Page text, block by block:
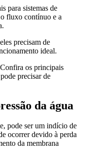
para sistemas de
fluxo contínuo e a
precisam de
ideal.
os principais
pode precisar de
da água
pode ser um indício de
ocorrer devido à perda
da membrana